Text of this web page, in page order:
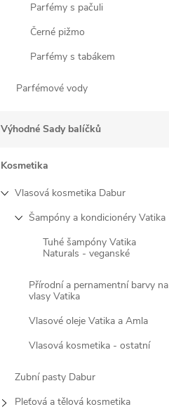
Parfémy s pačuli
Černé pižmo
Parfémy s tabákem
Parfémové vody
Výhodné Sady balíčků
Kosmetika
Vlasová kosmetika Dabur
Šampóny a kondicionéry Vatika
Tuhé šampóny Vatika
Naturals - veganské
Přírodní a pernamentní barvy na
vlasy Vatika
Vlasové oleje Vatika a Amla
Vlasová kosmetika - ostatní
Zubní pasty Dabur
Pleťová a tělová kosmetika